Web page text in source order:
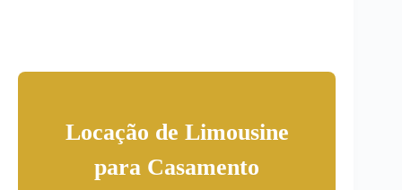
Locação de Limousine
para Casamento